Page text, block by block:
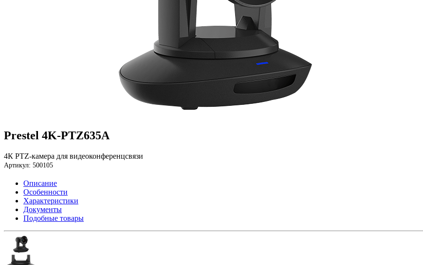
Prestel 4K-PTZ635A
4К PTZ-камера для видеоконференцсвязи
Артикул: 500105
Описание
Особенности
Характеристики
Документы
Подобные товары